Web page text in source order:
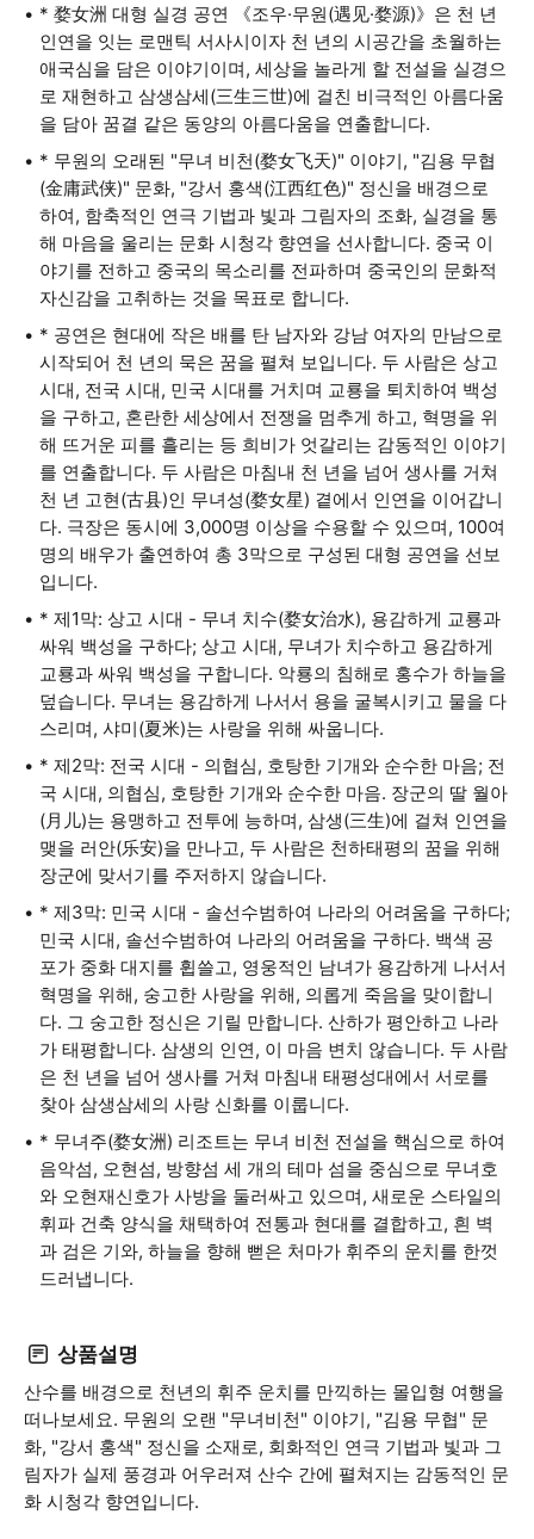
* 婺女洲 대형 실경 공연 《조우·무원(遇见·婺源)》은 천 년
인연을 잇는 로맨틱 서사시이자 천 년의 시공간을 초월하는
애국심을 담은 이야기이며, 세상을 놀라게 할 전설을 실경으
로 재현하고 삼생삼세(三生三世)에 걸친 비극적인 아름다움
을 담아 꿈결 같은 동양의 아름다움을 연출합니다.
* 무원의 오래된 "무녀 비천(婺女飞天)" 이야기, "김용 무협
(金庸武侠)" 문화, "강서 홍색(江西红色)" 정신을 배경으로
하여, 함축적인 연극 기법과 빛과 그림자의 조화, 실경을 통
해 마음을 울리는 문화 시청각 향연을 선사합니다. 중국 이
야기를 전하고 중국의 목소리를 전파하며 중국인의 문화적
자신감을 고취하는 것을 목표로 합니다.
* 공연은 현대에 작은 배를 탄 남자와 강남 여자의 만남으로
시작되어 천 년의 묵은 꿈을 펼쳐 보입니다. 두 사람은 상고
시대, 전국 시대, 민국 시대를 거치며 교룡을 퇴치하여 백성
을 구하고, 혼란한 세상에서 전쟁을 멈추게 하고, 혁명을 위
해 뜨거운 피를 흘리는 등 희비가 엇갈리는 감동적인 이야기
를 연출합니다. 두 사람은 마침내 천 년을 넘어 생사를 거쳐
천 년 고현(古县)인 무녀성(婺女星) 곁에서 인연을 이어갑니
다. 극장은 동시에 3,000명 이상을 수용할 수 있으며, 100여
명의 배우가 출연하여 총 3막으로 구성된 대형 공연을 선보
입니다.
* 제1막: 상고 시대 - 무녀 치수(婺女治水), 용감하게 교룡과
싸워 백성을 구하다; 상고 시대, 무녀가 치수하고 용감하게
교룡과 싸워 백성을 구합니다. 악룡의 침해로 홍수가 하늘을
덮습니다. 무녀는 용감하게 나서서 용을 굴복시키고 물을 다
스리며, 샤미(夏米)는 사랑을 위해 싸웁니다.
* 제2막: 전국 시대 - 의협심, 호탕한 기개와 순수한 마음; 전
국 시대, 의협심, 호탕한 기개와 순수한 마음. 장군의 딸 월아
(月儿)는 용맹하고 전투에 능하며, 삼생(三生)에 걸쳐 인연을
맺을 러안(乐安)을 만나고, 두 사람은 천하태평의 꿈을 위해
장군에 맞서기를 주저하지 않습니다.
* 제3막: 민국 시대 - 솔선수범하여 나라의 어려움을 구하다;
민국 시대, 솔선수범하여 나라의 어려움을 구하다. 백색 공
포가 중화 대지를 휩쓸고, 영웅적인 남녀가 용감하게 나서서
혁명을 위해, 숭고한 사랑을 위해, 의롭게 죽음을 맞이합니
다. 그 숭고한 정신은 기릴 만합니다. 산하가 평안하고 나라
가 태평합니다. 삼생의 인연, 이 마음 변치 않습니다. 두 사람
은 천 년을 넘어 생사를 거쳐 마침내 태평성대에서 서로를
찾아 삼생삼세의 사랑 신화를 이룹니다.
* 무녀주(婺女洲) 리조트는 무녀 비천 전설을 핵심으로 하여
음악섬, 오현섬, 방향섬 세 개의 테마 섬을 중심으로 무녀호
와 오현재신호가 사방을 둘러싸고 있으며, 새로운 스타일의
휘파 건축 양식을 채택하여 전통과 현대를 결합하고, 흰 벽
과 검은 기와, 하늘을 향해 뻗은 처마가 휘주의 운치를 한껏
드러냅니다.
상품설명
산수를 배경으로 천년의 휘주 운치를 만끽하는 몰입형 여행을
떠나보세요. 무원의 오랜 "무녀비천" 이야기, "김용 무협" 문
화, "강서 홍색" 정신을 소재로, 회화적인 연극 기법과 빛과 그
림자가 실제 풍경과 어우러져 산수 간에 펼쳐지는 감동적인 문
화 시청각 향연입니다.